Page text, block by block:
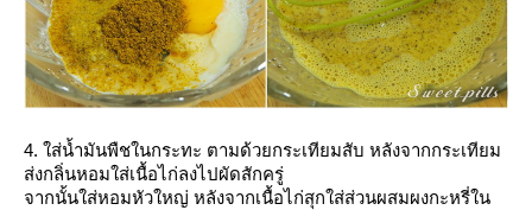
4. ใส่น้ำมันพืชในกระทะ ตามด้วยกระเทียมสับ หลังจากกระเทียม
ส่งกลิ่นหอมใส่เนื้อไก่ลงไปผัดสักครู่
จากนั้นใส่หอมหัวใหญ่ หลังจากเนื้อไก่สุกใส่ส่วนผสมผงกะหรี่ใน